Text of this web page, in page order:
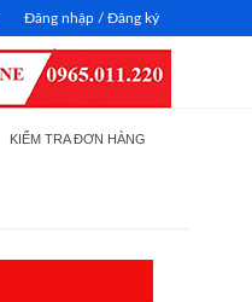
Đăng nhập / Đăng ký
KIỂM TRA ĐƠN HÀNG